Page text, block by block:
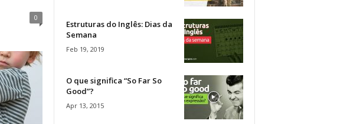
0
Estruturas do Inglês: Dias da
Semana
Feb 19, 2019
O que significa “So Far So
Good”?
Apr 13, 2015